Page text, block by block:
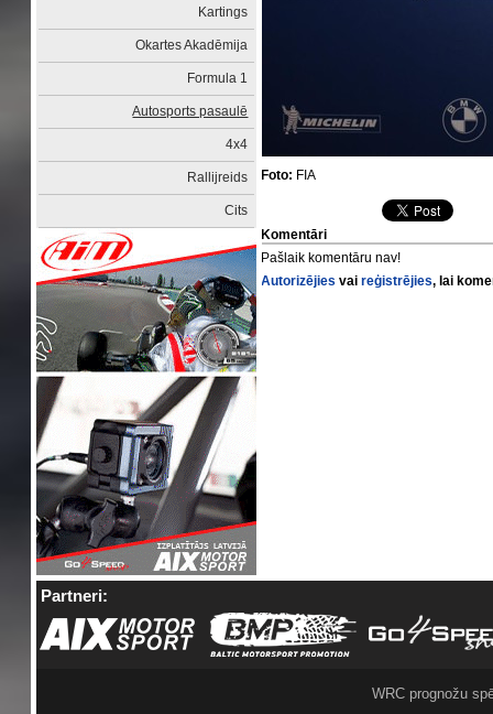
Kartings
Okartes Akadēmija
Formula 1
Autosports pasaulē
4x4
Rallijreids
Cits
Foto: FIA
Komentāri
Pašlaik komentāru nav!
Autorizējies vaireģistrējies, lai
Partneri:
WRC prognožu